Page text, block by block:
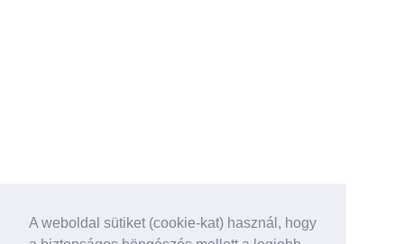
A weboldal sütiket (cookie-kat) használ, hogy